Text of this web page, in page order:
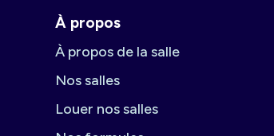
À propos
À propos de la salle
Nos salles
Louer nos salles